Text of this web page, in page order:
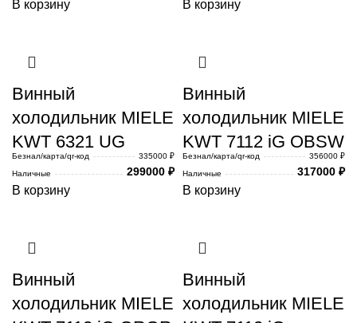
В корзину В корзину
Винный
холодильник MIELE
KWT 6321 UG
Безнал/карта/qr-код
335000 ₽
Наличные
299000 ₽
В корзину
Винный
холодильник MIELE
KWT 7112 iG OBSW
Безнал/карта/qr-код
356000 ₽
Наличные
317000 ₽
В корзину
Винный
холодильник MIELE
Винный
холодильник MIELE